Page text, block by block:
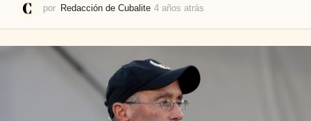
por Redacción de Cubalite 4 años atrás
o